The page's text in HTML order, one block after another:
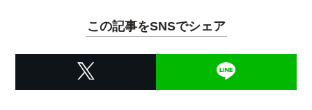
この記事をSNSでシェア